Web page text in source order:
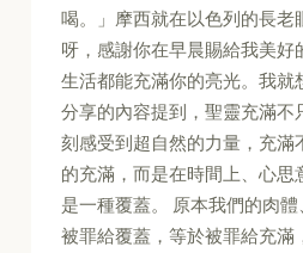
喝。」摩西就在以色列的長老
呀，感謝你在早晨賜給我美好
生活都能充滿你的亮光。我就
分享的內容提到，聖靈充滿不
刻感受到超自然的力量，充滿
的充滿，而是在時間上、心思
是一種覆蓋。 原本我們的肉
被罪給覆蓋，等於被罪給充滿